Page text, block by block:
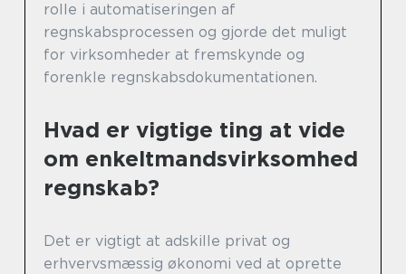
rolle i automatiseringen af
regnskabsprocessen og gjorde det muligt
for virksomheder at fremskynde og
forenkle regnskabsdokumentationen.
Hvad er vigtige ting at vide
om enkeltmandsvirksomhed
regnskab?
Det er vigtigt at adskille privat og
erhvervsmæssig økonomi ved at oprette